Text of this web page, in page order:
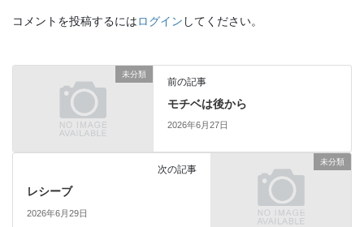
コメントを投稿するにはログイン してください。
未分類
前の記事
モチベは後から
2026年6月27日
未分類
次の記事
レシーブ
2026年6月29日